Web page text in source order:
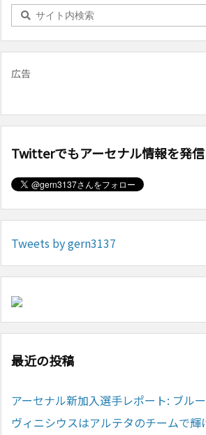
広告
Twitterでもアーセナル情報を発信
Tweets by gern3137
最近の投稿
アーセナル新加入選手レポート: ブル
ヴィニシウスはアルテタのチームで輝